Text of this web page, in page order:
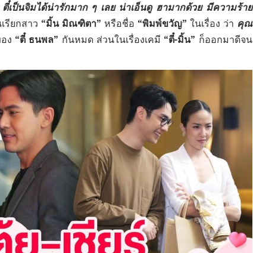
ป็นจิมได้น่ารักมาก ๆ เลย น่าเอ็นดู ฮามากด้วย มีความร้าย
รียกสาว “มิ้น มิณฑิตา” หรือชื่อ “พิมพ์ขวัญ” ในเรื่อง ว่า คุณ
ง “ตี๋ ธนพล” กันหมด ส่วนในเรื่องเคมี “ตี๋-มิ้น” ก็ออกมาดีจน